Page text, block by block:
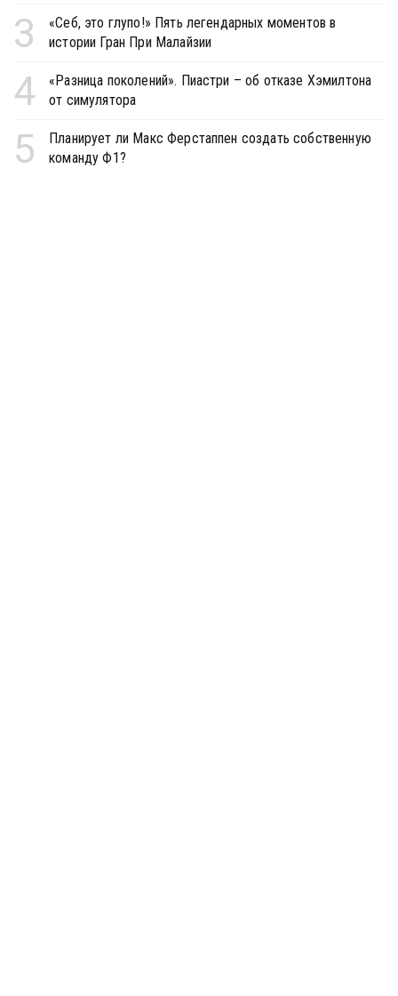
3
«Себ, это глупо!» Пять легендарных моментов в
истории Гран При Малайзии
4
«Разница поколений». Пиастри – об отказе Хэмилтона
от симулятора
5
Планирует ли Макс Ферстаппен создать собственную
команду Ф1?